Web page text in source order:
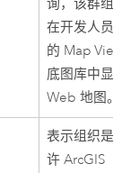
询，该群组包
在开发人员订
的 Map
底图库中显示
Web 地图。
表示组织是否
许ArcGIS